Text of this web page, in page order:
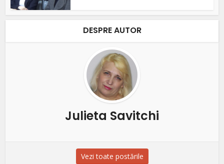
DESPRE AUTOR
Julieta Savitchi
Vezi toate postările